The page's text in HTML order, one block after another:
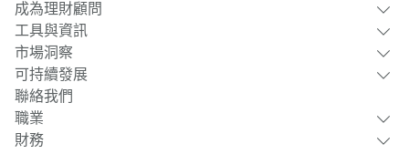
成為理財顧問
工具與資訊
市場洞察
可持續發展
聯絡我們
職業
財務